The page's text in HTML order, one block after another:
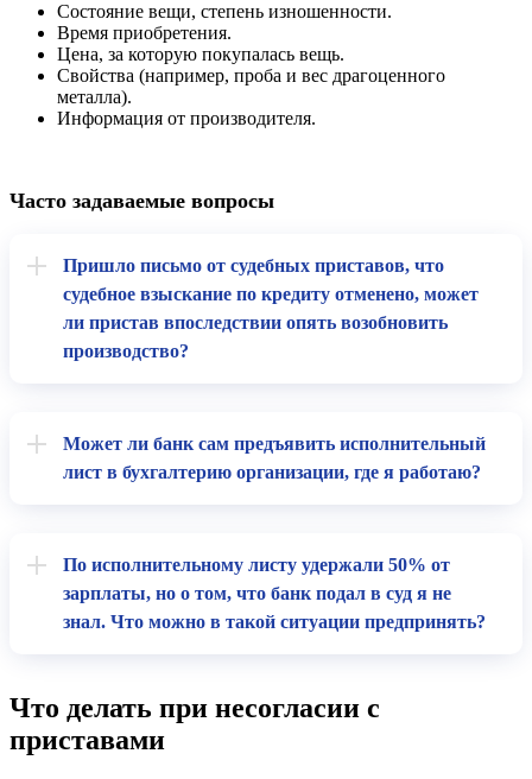
Состояние вещи, степень изношенности.
Время приобретения.
Цена, за которую покупалась вещь.
Свойства (например, проба и вес драгоценного
металла).
Информация от производителя.
Часто задаваемые вопросы
Пришло письмо от судебных приставов, что
судебное взыскание по кредиту отменено, может
ли пристав впоследствии опять возобновить
производство?
Может ли банк сам предъявить исполнительный
лист в бухгалтерию организации, где я работаю?
По исполнительному листу удержали 50% от
зарплаты, но о том, что банк подал в суд я не
знал. Что можно в такой ситуации предпринять?
Что делать при несогласии с
приставами